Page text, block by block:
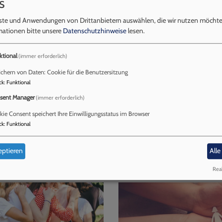
Menschen gern und engagiert mitarbeiten, in vielen
Leben mit kleineren Kindern und anderen
Chormitglieder das musikalische Leben bereichern,
aufrichten, Feste organisieren, Gemeindebriefe
prägen - immer liegen Geben und Nehmen eng
und Anwendungen von Drittanbietern auswählen, die wir nutzen
bitte unsere Datenschutzhinweiselesen.
(immer erforderlich)
von Daten: Cookie für die Benutzersitzung
: Funktional
Manager(immer erforderlich)
Consent speichert Ihre Einwilligungsstatus im Browser
: Funktional